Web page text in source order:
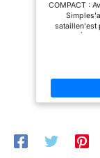
en verre, hachoir
découpe-
blender en verre
smoothies,
préparations
comprend aussi
légumes et un
gagner du temps
Écran tactile
COMPACT :
sataillen'est
en matière de
batteur pour
et les pâtes
facilite le
dans le